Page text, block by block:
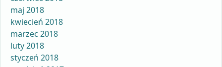
maj 2018
kwiecień 2018
marzec 2018
luty 2018
styczeń 2018